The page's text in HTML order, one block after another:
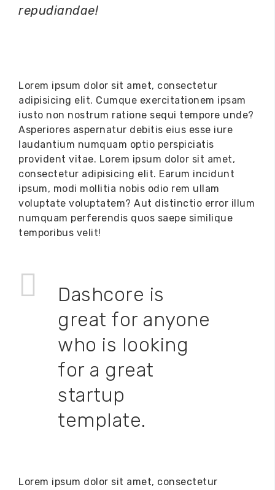
repudiandae!
Lorem ipsum dolor sit amet, consectetur
adipisicing elit. Cumque exercitationem ipsam
iusto non nostrum ratione sequi tempore unde?
Asperiores aspernatur debitis eius esse iure
laudantium numquam optio perspiciatis
provident vitae. Lorem ipsum dolor sit amet,
consectetur adipisicing elit. Earum incidunt
ipsum, modi mollitia nobis odio rem ullam
voluptate voluptatem? Aut distinctio error illum
numquam perferendis quos saepe similique
temporibus velit!
Dashcore is
great for anyone
who is looking
for a great
startup
template.
Lorem ipsum dolor sit amet, consectetur